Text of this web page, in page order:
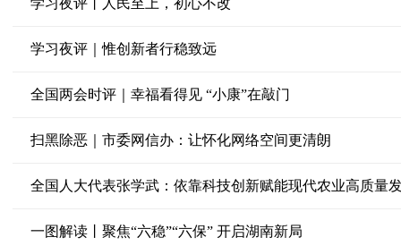
学习夜评丨人民至上，初心不改
学习夜评｜惟创新者行稳致远
全国两会时评｜幸福看得见 “小康”在敲门
扫黑除恶｜市委网信办：让怀化网络空间更清朗
全国人大代表张学武：依靠科技创新赋能现代农业高质量
一图解读丨聚焦“六稳”“六保” 开启湖南新局